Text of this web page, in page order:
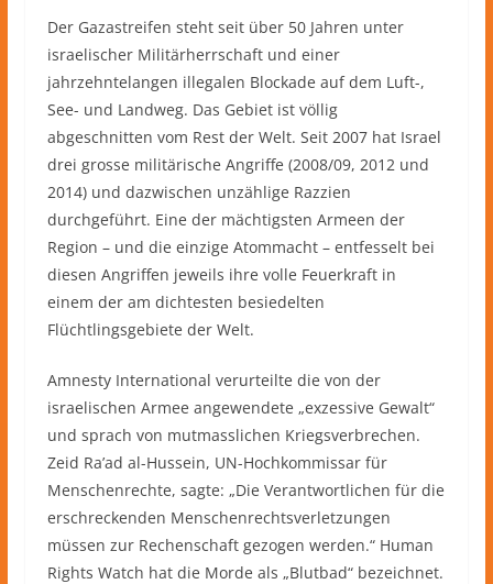
Der Gazastreifen steht seit über 50 Jahren unter
israelischer Militärherrschaft und einer
jahrzehntelangen illegalen Blockade auf dem Luft-,
See- und Landweg. Das Gebiet ist völlig
abgeschnitten vom Rest der Welt. Seit 2007 hat Israel
drei grosse militärische Angriffe (2008/09, 2012 und
2014) und dazwischen unzählige Razzien
durchgeführt. Eine der mächtigsten Armeen der
Region – und die einzige Atommacht – entfesselt bei
diesen Angriffen jeweils ihre volle Feuerkraft in
einem der am dichtesten besiedelten
Flüchtlingsgebiete der Welt.
Amnesty International verurteilte die von der
israelischen Armee angewendete „exzessive Gewalt“
und sprach von mutmasslichen Kriegsverbrechen.
Zeid Ra’ad al-Hussein, UN-Hochkommissar für
Menschenrechte, sagte: „Die Verantwortlichen für die
erschreckenden Menschenrechtsverletzungen
müssen zur Rechenschaft gezogen werden.“ Human
Rights Watch hat die Morde als „Blutbad“ bezeichnet.